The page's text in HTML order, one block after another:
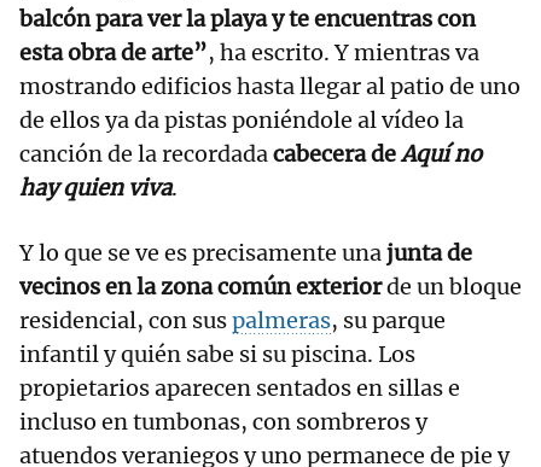
balcón para ver la playa y te encuentras con
esta obra de arte”, ha escrito. Y mientras va
mostrando edificios hasta llegar al patio de uno
de ellos ya da pistas poniéndole al vídeo la
canción de la recordadacabecera deAquí no
hay quien viva.
Y lo que se ve es precisamente unajunta de
vecinos en la zona común exteriorde un bloque
residencial, con suspalmeras, su parque
infantil y quién sabe si su piscina. Los
propietarios aparecen sentados en sillas e
incluso en tumbonas, con sombreros y
atuendos veraniegos y uno permanece de pie y